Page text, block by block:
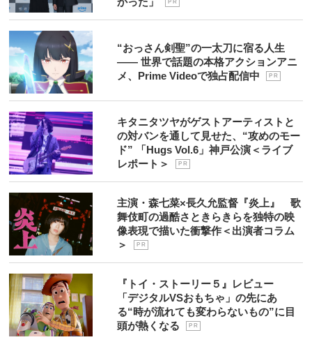
P R
“おっさん剣聖”の一太刀に宿る人生
―― 世界で話題の本格アクションアニ
メ、Prime Videoで独占配信中
P R
キタニタツヤがゲストアーティストと
の対バンを通して見せた、“攻めのモー
ド” 「Hugs Vol.6」神戸公演＜ライブ
レポート＞
P R
主演・森七菜×長久允監督『炎上』 歌
舞伎町の過酷さときらきらを独特の映
像表現で描いた衝撃作＜出演者コラム
＞
P R
『トイ・ストーリー５』レビュー
「デジタルVSおもちゃ」の先にあ
る“時が流れても変わらないもの”に目
頭が熱くなる
P R